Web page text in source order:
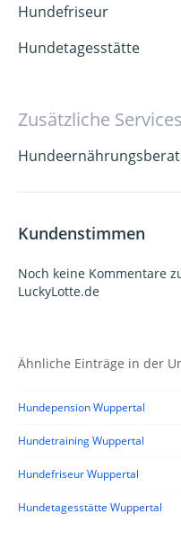
Hundefriseur
Hundetagesstätte
Zusätzliche Services
Kundenstimmen
Noch keine Kommentare
LuckyLotte.de
Ähnliche Einträge in der
Hundepension Wuppertal
Hundetraining Wuppertal
Hundefriseur Wuppertal
Hundetagesstätte Wuppertal